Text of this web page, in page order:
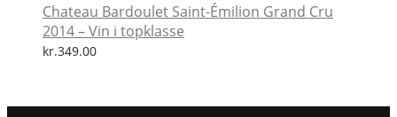
Chateau Bardoulet Saint-Émilion Grand Cru
2014 – Vin i topklasse
kr.349.00